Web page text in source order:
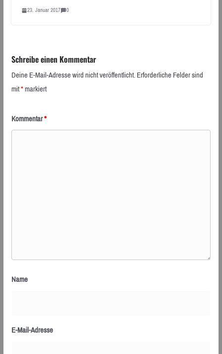
23. Januar 2017 0
Schreibe einen Kommentar
Deine E-Mail-Adresse wird nicht veröffentlicht.Erforderliche Felder sind
mit*markiert
Kommentar*
Name
E-Mail-Adresse